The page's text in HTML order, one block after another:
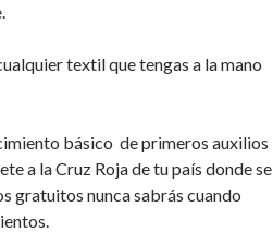
textil que tengas a la mano
básico de primeros auxilios
a la Cruz Roja de tu país donde se
gratuitos nunca sabrás cuando